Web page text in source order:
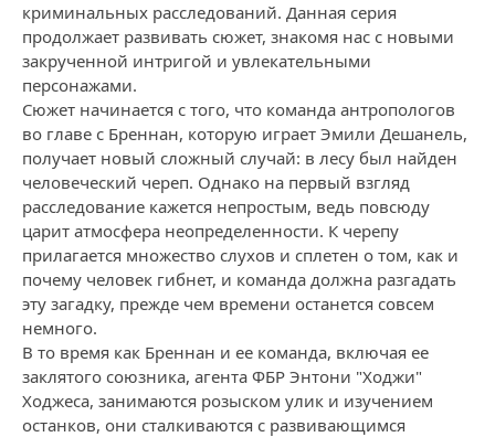
криминальных расследований. Данная серия
продолжает развивать сюжет, знакомя нас с новыми
закрученной интригой и увлекательными
персонажами.
Сюжет начинается с того, что команда антропологов
во главе с Бреннан, которую играет Эмили Дешанель,
получает новый сложный случай: в лесу был найден
человеческий череп. Однако на первый взгляд
расследование кажется непростым, ведь повсюду
царит атмосфера неопределенности. К черепу
прилагается множество слухов и сплетен о том, как и
почему человек гибнет, и команда должна разгадать
эту загадку, прежде чем времени останется совсем
немного.
В то время как Бреннан и ее команда, включая ее
заклятого союзника, агента ФБР Энтони "Ходжи"
Ходжеса, занимаются розыском улик и изучением
останков, они сталкиваются с развивающимся